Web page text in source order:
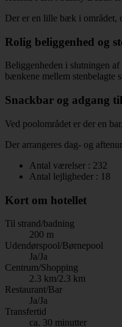
Der er en lille bæk i området,
Rolig beliggenhed og
Beliggenheden i slutningen
bænkene mellem stenbelagte
Snackbar og adgang
Ved poolområdet er der en
Der arrangeres dag- og
Antal værelser : 232
Antal lejligheder : 18
Kort om hotellet
Til strand/badning
200 m
Udendørspool/Børnepool
Ja/Ja
Centrum/Shopping
2.3 km/2.3 km
Restaurant/Bar
Ja/Ja
Transfertid
ca. 30 minutter